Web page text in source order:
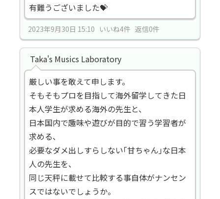
有難うございました💝
2023年9月30日 15:10 いいね4件 返信0件
Taka's Musics Laboratory
厳しい事を敢えて申します。
そもそもプロを目指して海外留学してきた日
本人学生が求める海外の先生と、
日本国内で趣味や遊びが目的で習う学習者が
求める、
必要なダメ出しすらしない｢甘ちゃん｣な日本
人の先生を、
同じ天秤に載せて比較する事自体がナンセン
スではないでしょうか。